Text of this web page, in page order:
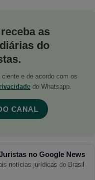
as
do
e de acordo com os
do Whatsapp.
CANAL
no Google News
notícias jurídicas do Brasil